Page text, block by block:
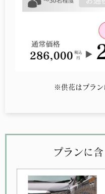
※供花はプラン
プランに